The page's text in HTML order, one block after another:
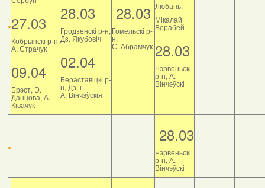
27.03
Кобрынскі р-н,
А. Страчук
09.04
Брэст, Э.
Данцова, А.
Ківачук
28.03
Гродзенскі р-н,
Дз. Якубовіч
02.04
Бераставіцкі р-
н, Дз. і
А. Вінчэўскія
28.03
Гомельскі р-
н,
С. Абрамчук
Любань,
Мікалай
Верабей
28.03
Чэрвеньскі
р-н, А.
Вінчэўскі
28.03
Чэрвеньскі
р-н, А.
Вінчэўскі